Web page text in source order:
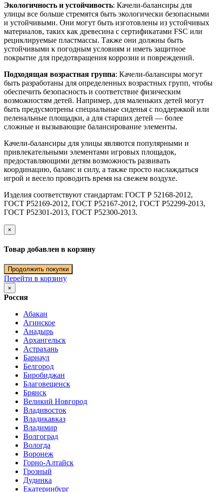
Экологичность и устойчивость: Качели-балансиры для
улицы все больше стремятся быть экологически безопасными
и устойчивыми. Они могут быть изготовлены из устойчивых
материалов, таких как древесина с сертификатами FSC или
рециклируемые пластмассы. Также они должны быть
устойчивыми к погодным условиям и иметь защитное
покрытие для предотвращения коррозии и повреждений.
Подходящая возрастная группа: Качели-балансиры могут
быть разработаны для определенных возрастных групп, чтобы
обеспечить безопасность и соответствие физическим
возможностям детей. Например, для маленьких детей могут
быть предусмотрены специальные сиденья с поддержкой или
пеленальные площадки, а для старших детей — более
сложные и вызывающие балансирование элементы.
Качели-балансиры для улицы являются популярными и
привлекательными элементами игровых площадок,
предоставляющими детям возможность развивать
координацию, баланс и силу, а также просто наслаждаться
игрой и весело проводить время на свежем воздухе.
Изделия соответствуют стандартам: ГОСТ Р 52168-2012,
ГОСТ Р52169-2012, ГОСТ Р52167-2012, ГОСТ Р52299-2013,
ГОСТ Р52301-2013, ГОСТ Р52300-2013.
×
Товар добавлен в корзину
Продолжить покупки
Перейти в корзину
×
Россия
Абакан
Агинское
Анадырь
Архангельск
Астрахань
Барнаул
Белгород
Биробиджан
Благовещенск
Брянск
Великий Новгород
Владивосток
Владикавказ
Владимир
Волгоград
Вологда
Воронеж
Горно-Алтайск
Грозный
Дудинка
Екатеринбург